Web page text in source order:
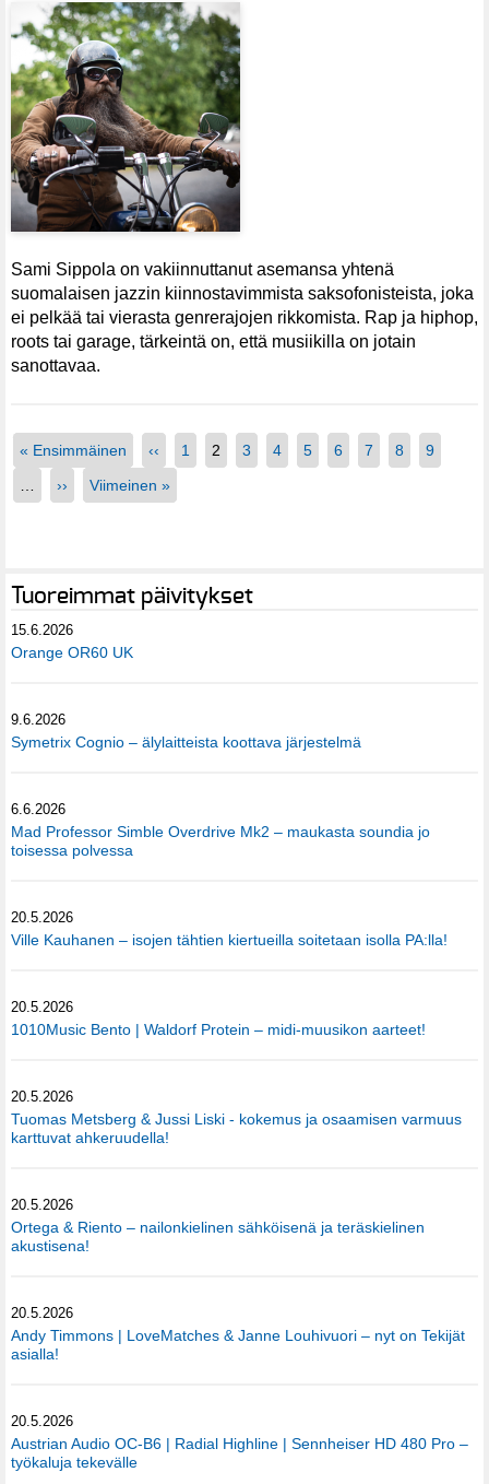
Sami Sippola on vakiinnuttanut asemansa yhtenä
suomalaisen jazzin kiinnostavimmista saksofonisteista, joka
ei pelkää tai vierasta genrerajojen rikkomista. Rap ja hiphop,
roots tai garage, tärkeintä on, että musiikilla on jotain
sanottavaa.
« Ensimmäinen ‹‹ 1 2 3 4 5 6 7 8
9
›› Viimeinen »
Tuoreimmat päivitykset
15.6.2026
Orange OR60 UK
9.6.2026
Symetrix Cognio – älylaitteista koottava järjestelmä
6.6.2026
Mad Professor Simble Overdrive Mk2 – maukasta soundia jo
toisessa polvessa
20.5.2026
Ville Kauhanen – isojen tähtien kiertueilla soitetaan isolla PA:lla!
20.5.2026
1010Music Bento | Waldorf Protein – midi-muusikon aarteet!
20.5.2026
Tuomas Metsberg & Jussi Liski - kokemus ja osaamisen varmuus
karttuvat ahkeruudella!
20.5.2026
Ortega & Riento – nailonkielinen sähköisenä ja teräskielinen
akustisena!
20.5.2026
Andy Timmons | LoveMatches & Janne Louhivuori – nyt on Tekijät
asialla!
20.5.2026
Austrian Audio OC-B6 | Radial Highline | Sennheiser HD 480 Pro –
työkaluja tekevälle